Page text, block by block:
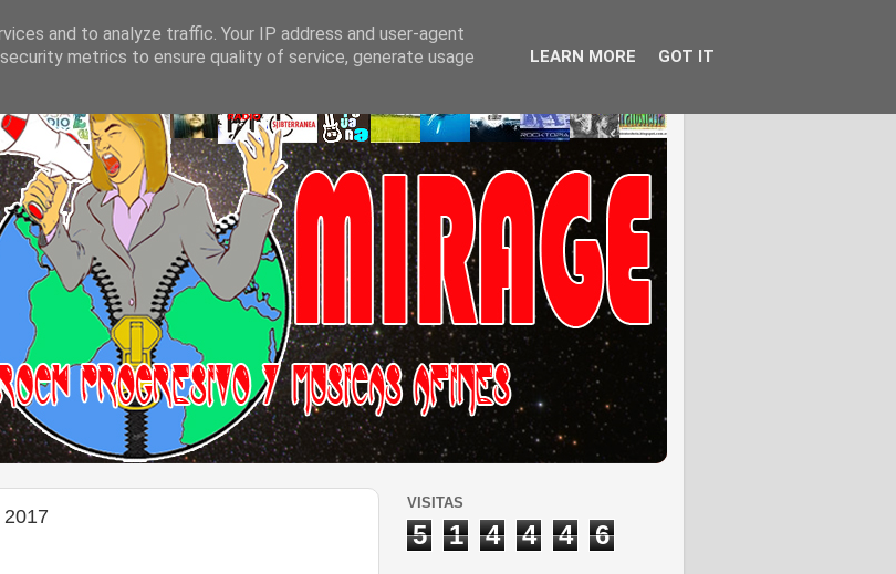
VISITAS
5 1 4 4 4 6
and to analyze traffic. Your IP address and user-agent
metrics to ensure quality of service, generate usage
LEARN MORE GOT IT